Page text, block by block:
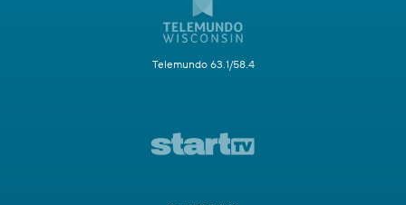
Telemundo 63.1/58.4